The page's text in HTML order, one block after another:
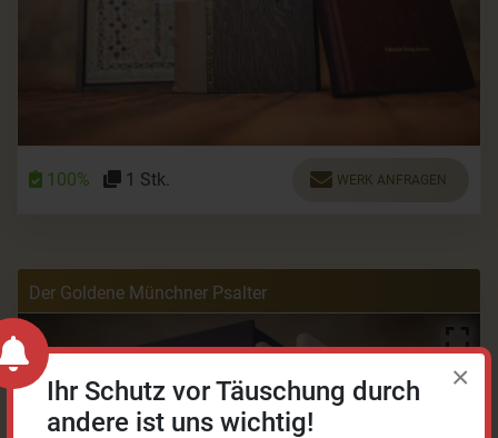
Ihr Schutz vor Täuschung durch
andere ist uns wichtig!
×
100% 1 Stk. WERK ANFRAGEN
Der Goldene Münchner Psalter